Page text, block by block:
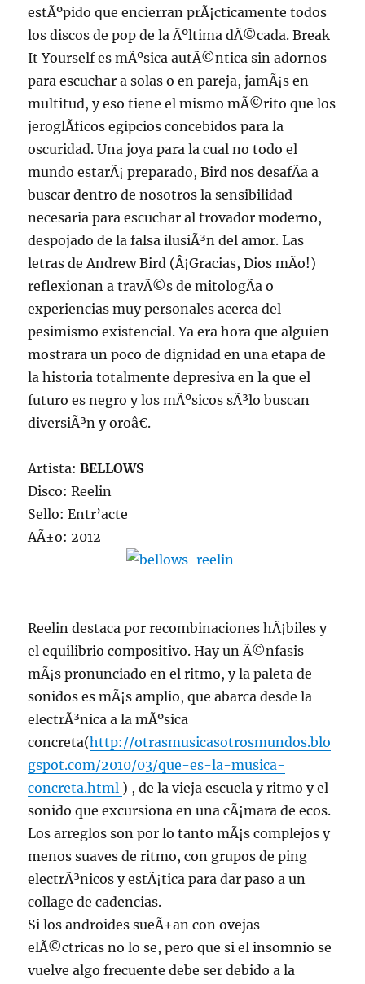
estÃºpido que encierran prÃ¡cticamente todos
los discos de pop de la Ãºltima dÃ©cada. Break
It Yourself es mÃºsica autÃ©ntica sin adornos
para escuchar a solas o en pareja, jamÃ¡s en
multitud, y eso tiene el mismo mÃ©rito que los
jeroglÃ­ficos egipcios concebidos para la
oscuridad. Una joya para la cual no todo el
mundo estarÃ¡ preparado, Bird nos desafÃ­a a
buscar dentro de nosotros la sensibilidad
necesaria para escuchar al trovador moderno,
despojado de la falsa ilusiÃ³n del amor. Las
letras de Andrew Bird (Â¡Gracias, Dios mÃ­o!)
reflexionan a travÃ©s de mitologÃ­a o
experiencias muy personales acerca del
pesimismo existencial. Ya era hora que alguien
mostrara un poco de dignidad en una etapa de
la historia totalmente depresiva en la que el
futuro es negro y los mÃºsicos sÃ³lo buscan
diversiÃ³n y oroâ€.
Artista:BELLOWS
Disco: Reelin
Sello: Entr’acte
AÃ±o: 2012
Reelin destaca por recombinaciones hÃ¡biles y
el equilibrio compositivo. Hay un Ã©nfasis
mÃ¡s pronunciado en el ritmo, y la paleta de
sonidos es mÃ¡s amplio, que abarca desde la
electrÃ³nica a la mÃºsica
concreta(http://otrasmusicasotrosmundos.blo
gspot.com/2010/03/que-es-la-musica-
concreta.html ) , de la vieja escuela y ritmo y el
sonido que excursiona en una cÃ¡mara de ecos.
Los arreglos son por lo tanto mÃ¡s complejos y
menos suaves de ritmo, con grupos de ping
electrÃ³nicos y estÃ¡tica para dar paso a un
collage de cadencias.
Si los androides sueÃ±an con ovejas
elÃ©ctricas no lo se, pero que si el insomnio se
vuelve algo frecuente debe ser debido a la